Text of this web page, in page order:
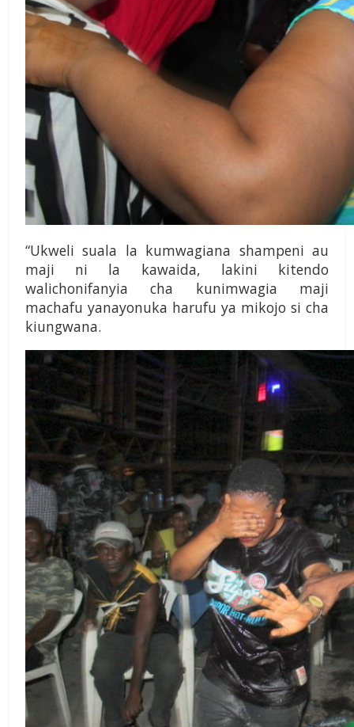
“Ukweli suala la kumwa­giana shampeni au
maji ni la kawaida, lakini kitendo
walichonifanyia cha kun­imwagia maji
machafu yanayonuka harufu ya mikojo si cha
kiungwana.